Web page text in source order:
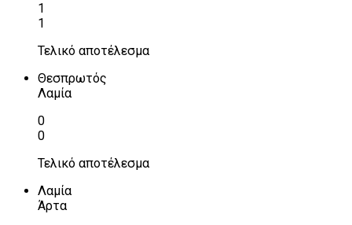
1
1
Τελικό αποτέλεσμα
Θεσπρωτός
Λαμία
0
0
Τελικό αποτέλεσμα
Λαμία
Άρτα